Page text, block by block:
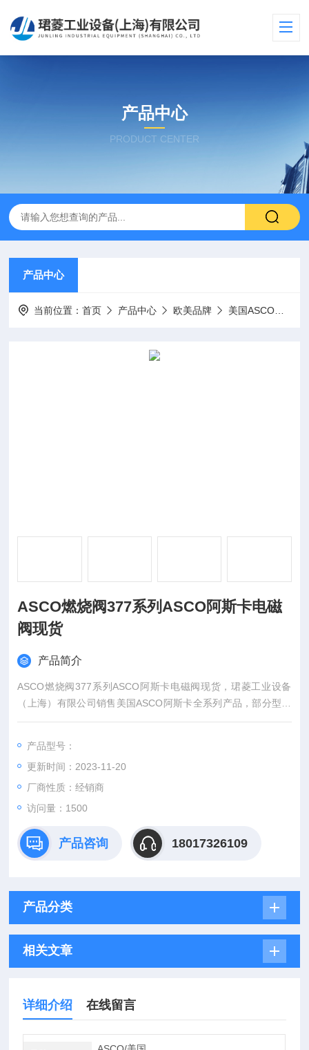
产品中心
PRODUCT CENTER
产品中心
当前位置：首页 产品中心 欧美品牌 美国ASCO阿斯卡
ASCO燃烧阀377系列ASCO阿斯卡电磁
阀现货
产品简介
ASCO燃烧阀377系列ASCO阿斯卡电磁阀现货，珺菱工业设备
（上海）有限公司销售美国ASCO阿斯卡全系列产品，部分型号
现货库存，欢迎确认。
产品型号：
更新时间：2023-11-20
厂商性质：经销商
访问量：1500
产品咨询 18017326109
产品分类
相关文章
详细介绍 在线留言